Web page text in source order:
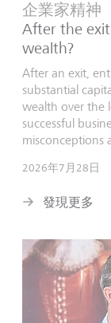
企業家精神
After the
wealth?
After an exit,
substantial
wealth over the
successful
misconceptions
2026年7月28日
發現更多